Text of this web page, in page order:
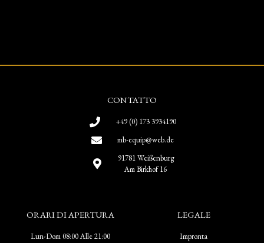
CONTATTO
+49 (0) 173 3934190
mb-equip@web.de
91781 Weißenburg
Am Birkhof 16
ORARI DI APERTURA
Lun-Dom 08:00 Alle 21:00
LEGALE
Impronta